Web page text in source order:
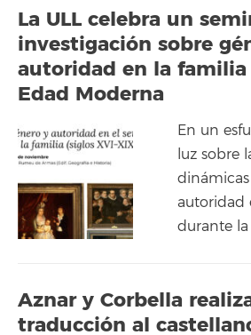
La ULL celebra un
investigación sobre
autoridad en la
Edad Moderna
En un
luz sobre
autoridad
durante la
Aznar y Corbella
traducción al